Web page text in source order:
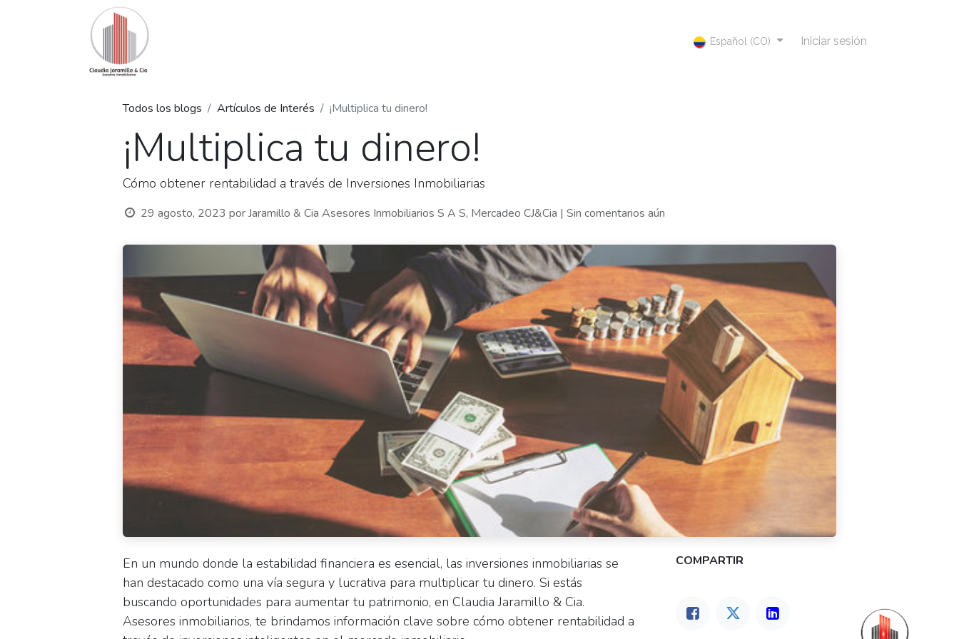
Español (CO) Iniciar sesión
Todos los blogs Artículos de Interés ¡Multiplica tu dinero!
¡Multiplica tu dinero!
Cómo obtener rentabilidad a través de Inversiones Inmobiliarias
29 agosto, 2023 porJaramillo & Cia Asesores Inmobiliarios S A S, Mercadeo CJ&Cia | Sin comentarios aún
En un mundo donde la estabilidad financiera es esencial, las inversiones inmobiliarias se
han destacado como una vía segura y lucrativa para multiplicar tu dinero. Si estás
buscando oportunidades para aumentar tu patrimonio, en Claudia Jaramillo & Cia.
Asesores inmobiliarios, te brindamos información clave sobre cómo obtener rentabilidad a
COMPARTIR